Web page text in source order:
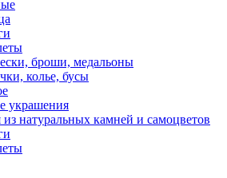
броши, медальоны
колье, бусы
украшения
натуральных камней и самоцветов